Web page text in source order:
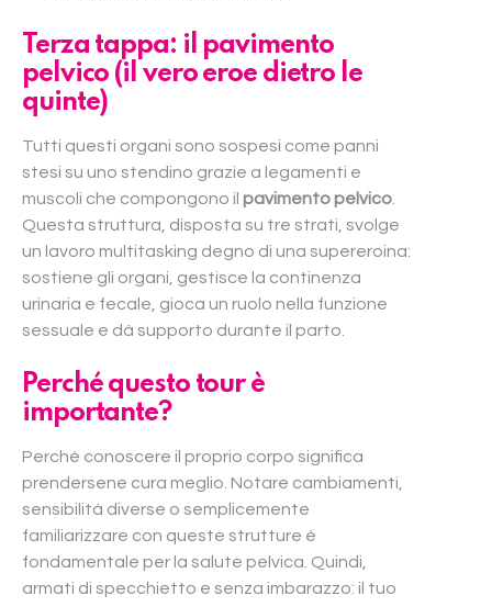
Terza tappa: il pavimento
pelvico (il vero eroe dietro le
quinte)
Tutti questi organi sono sospesi come panni
stesi su uno stendino grazie a legamenti e
muscoli che compongono il pavimento pelvico.
Questa struttura, disposta su tre strati, svolge
un lavoro multitasking degno di una supereroina:
sostiene gli organi, gestisce la continenza
urinaria e fecale, gioca un ruolo nella funzione
sessuale e dà supporto durante il parto.
Perché questo tour è
importante?
Perché conoscere il proprio corpo significa
prendersene cura meglio. Notare cambiamenti,
sensibilità diverse o semplicemente
familiarizzare con queste strutture è
fondamentale per la salute pelvica. Quindi,
armati di specchietto e senza imbarazzo: il tuo